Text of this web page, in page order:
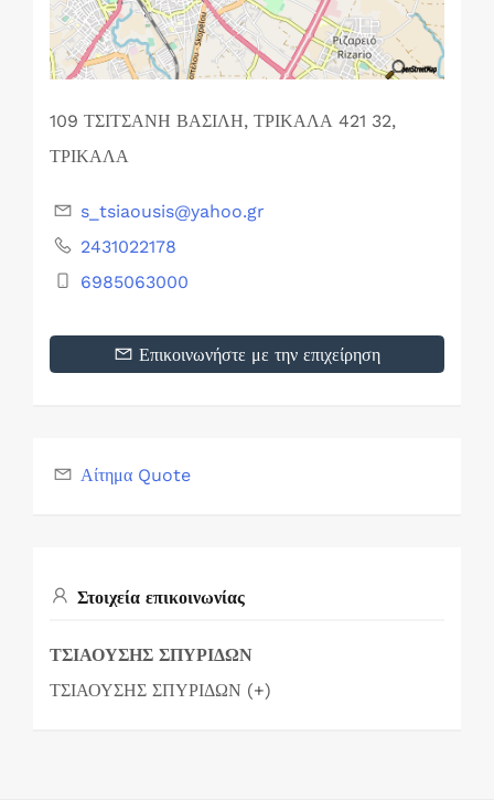
109 ΤΣΙΤΣΑΝΗ ΒΑΣΙΛΗ, ΤΡΙΚΑΛΑ 421 32,
ΤΡΙΚΑΛΑ
s_tsiaousis@yahoo.gr
2431022178
6985063000
Επικοινωνήστε με την επιχείρηση
Αίτημα Quote
Στοιχεία επικοινωνίας
ΤΣΙΑΟΥΣΗΣ ΣΠΥΡΙΔΩΝ
ΤΣΙΑΟΥΣΗΣ ΣΠΥΡΙΔΩΝ (+)